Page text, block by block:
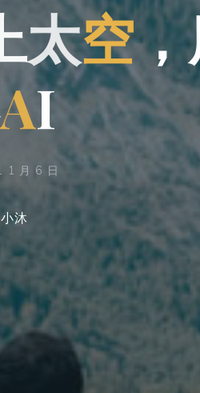
太空，
AI
月6日
沐